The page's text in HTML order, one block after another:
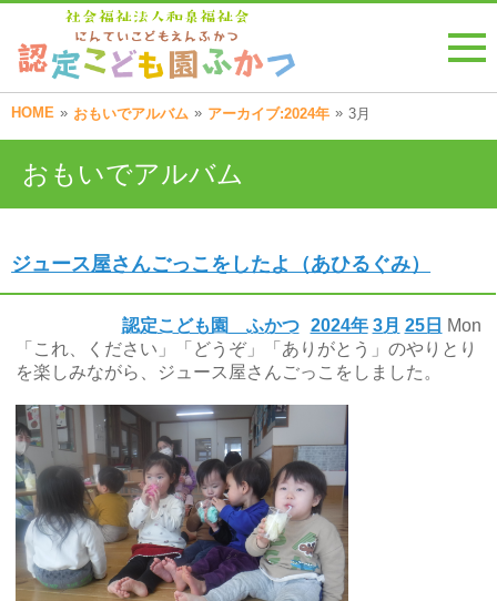
HOME » おもいでアルバム » アーカイブ:2024年 » 3月
おもいでアルバム
ジュース屋さんごっこをしたよ（あひるぐみ）
2024年 3月 25日 Mon
認定こども園 ふかつ
「これ、ください」「どうぞ」「ありがとう」のやりとり
を楽しみながら、ジュース屋さんごっこをしました。